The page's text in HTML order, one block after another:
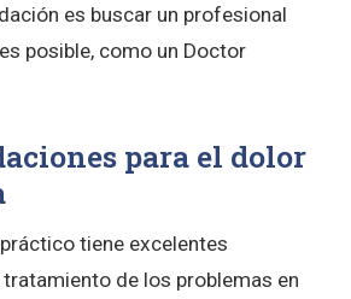
es buscar un profesional
posible, como un Doctor
para el dolor
tiene excelentes
de los problemas en